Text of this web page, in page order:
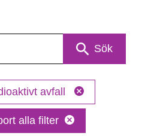
Sök
avfall
alla filter